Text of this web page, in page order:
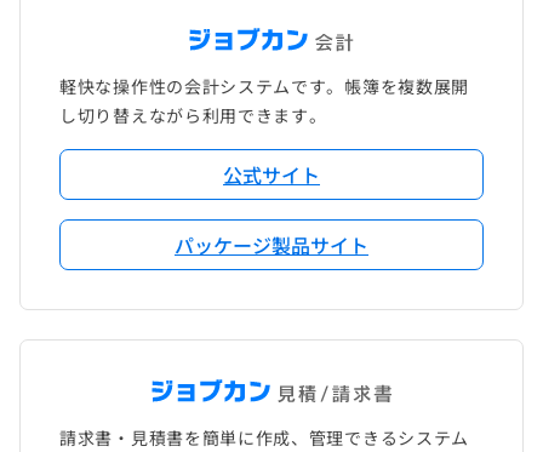
軽快な操作性の会計システムです。帳簿を複数展開
し切り替えながら利用できます。
公式サイト
パッケージ製品サイト
請求書・見積書を簡単に作成、管理できるシステム